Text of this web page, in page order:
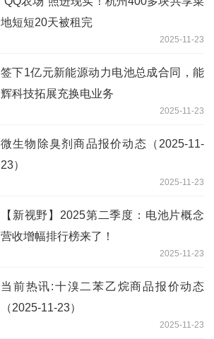
地短短20天被租完
2025-11-23
签下1亿元新能源动力电池总成合同，能
辉科技拓展充换电业务
2025-11-23
微生物除臭剂商品报价动态（2025-11-
23）
2025-11-23
【新视野】2025第二季度：电池片概念
营收增幅排行榜来了！
2025-11-23
当前热讯:十溴二苯乙烷商品报价动态
（2025-11-23）
2025-11-23